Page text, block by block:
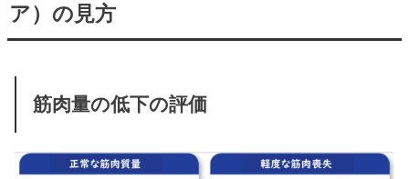
ア）の見方
筋肉量の低下の評価